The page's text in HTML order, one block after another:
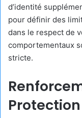
d’identité
pour définir des
dans le respect de
comportementaux
stricte.